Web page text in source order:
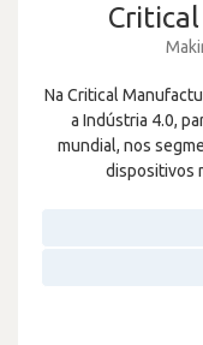
Na Critical
a Indústria 4.0,
mundial, nos
dispositivos